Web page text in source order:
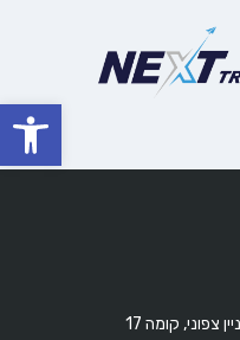
מגדל מילנייה - SOK שדרות הראשונים 23 , בניין צפוני, קומה 17